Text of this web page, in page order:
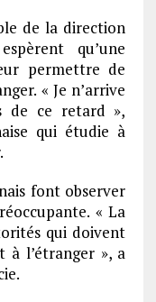
de la direction
qu’une
permettre de
« Je n’arrive
de ce retard »,
qui étudie à
font observer
« La
qui doivent
à l’étranger », a